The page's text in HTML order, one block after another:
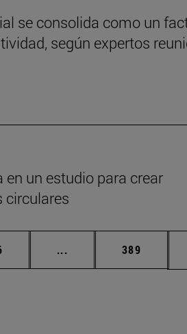
se consolida como un
según expertos
un estudio para crear
circulares
... Páginas intermedias
Página
389